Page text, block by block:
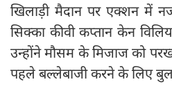
खिलाड़ी मैदान पर एक्शन में
सिक्का कीवी कप्तान केन
उन्होंने मौसम के मिजाज को
पहले बल्लेबाजी करने के लिए